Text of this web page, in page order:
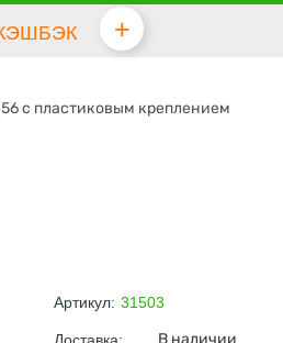
+
с пластиковым креплением
Артикул: 31503
В наличии